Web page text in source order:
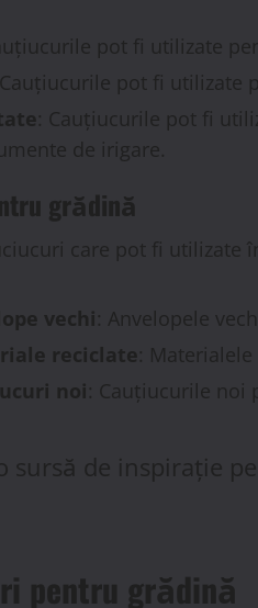
pot fi utilizate
pot fi utilizate
: Cauțiucurile pot fi
de irigare.
grădină
care pot fi utilizate
vechi: Anvelopele
reciclate:
noi: Cauțiucurile noi
sursă de inspirație
pentru grădină